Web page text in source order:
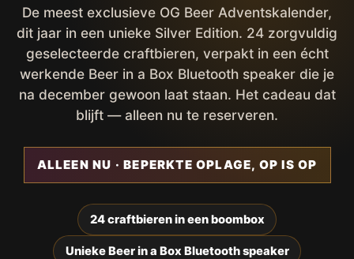
De meest exclusieve OG Beer Adventskalender,
dit jaar in een unieke Silver Edition. 24 zorgvuldig
geselecteerde craftbieren, verpakt in een écht
werkende Beer in a Box Bluetooth speaker die je
na december gewoon laat staan. Het cadeau dat
blijft — alleen nu te reserveren.
ALLEEN NU · BEPERKTE OPLAGE, OP IS OP
24 craftbieren in een boombox
Unieke Beer in a Box Bluetooth speaker